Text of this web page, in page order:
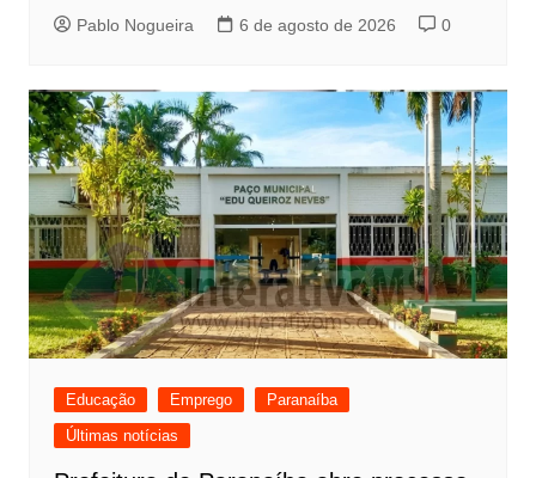
Pablo Nogueira 6 de agosto de 2026 0
Educação Emprego
Paranaíba
Últimas notícias